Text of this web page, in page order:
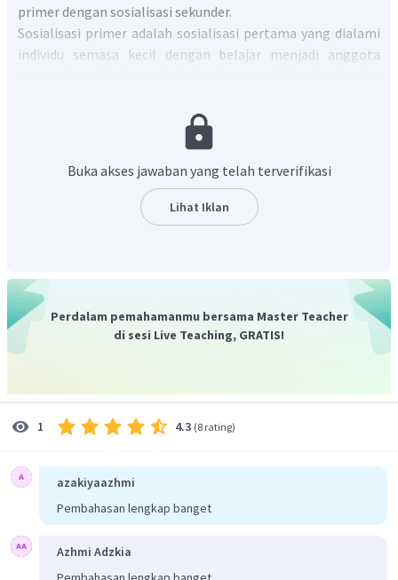
primer dengan sosialisasi sekunder.
Sosialisasi primer adalah sosialisasi pertama yang dialami
individu semasa kecil dengan belajar menjadi anggota
yang memperkenalkan individu ke dalam kelompok
Maka, hal yang membedakan
adalah lingkungannya.
Dengan demikian, maka jawaban yang tepat adalah D.
Buka akses jawaban yang telah terverifikasi
Lihat Iklan
Perdalam pemahamanmu bersama Master Teacher
di sesi Live Teaching, GRATIS!
1 4.3 (8 rating)
azakiyaazhmi
Pembahasan lengkap banget
Azhmi Adzkia